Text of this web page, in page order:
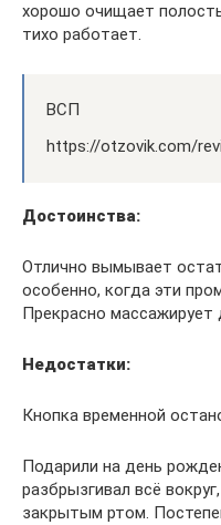
хорошо очищает
тихо работает.
ВСП
https://otzovik.com/
Достоинства:
Отлично вымывает
особенно, когда эти
Прекрасно массажирует
Недостатки:
Кнопка временной
Подарили на день
разбрызгивал всё
закрытым ртом.